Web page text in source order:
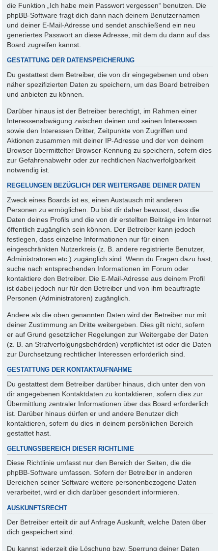
die Funktion „Ich habe mein Passwort vergessen“ benutzen. Die
phpBB-Software fragt dich dann nach deinem Benutzernamen
und deiner E-Mail-Adresse und sendet anschließend ein neu
generiertes Passwort an diese Adresse, mit dem du dann auf das
Board zugreifen kannst.
GESTATTUNG DER DATENSPEICHERUNG
Du gestattest dem Betreiber, die von dir eingegebenen und oben
näher spezifizierten Daten zu speichern, um das Board betreiben
und anbieten zu können.
Darüber hinaus ist der Betreiber berechtigt, im Rahmen einer
Interessenabwägung zwischen deinen und seinen Interessen
sowie den Interessen Dritter, Zeitpunkte von Zugriffen und
Aktionen zusammen mit deiner IP-Adresse und der von deinem
Browser übermittelter Browser-Kennung zu speichern, sofern dies
zur Gefahrenabwehr oder zur rechtlichen Nachverfolgbarkeit
notwendig ist.
REGELUNGEN BEZÜGLICH DER WEITERGABE DEINER DATEN
Zweck eines Boards ist es, einen Austausch mit anderen
Personen zu ermöglichen. Du bist dir daher bewusst, dass die
Daten deines Profils und die von dir erstellten Beiträge im Internet
öffentlich zugänglich sein können. Der Betreiber kann jedoch
festlegen, dass einzelne Informationen nur für einen
eingeschränkten Nutzerkreis (z. B. andere registrierte Benutzer,
Administratoren etc.) zugänglich sind. Wenn du Fragen dazu hast,
suche nach entsprechenden Informationen im Forum oder
kontaktiere den Betreiber. Die E-Mail-Adresse aus deinem Profil
ist dabei jedoch nur für den Betreiber und von ihm beauftragte
Personen (Administratoren) zugänglich.
Andere als die oben genannten Daten wird der Betreiber nur mit
deiner Zustimmung an Dritte weitergeben. Dies gilt nicht, sofern
er auf Grund gesetzlicher Regelungen zur Weitergabe der Daten
(z. B. an Strafverfolgungsbehörden) verpflichtet ist oder die Daten
zur Durchsetzung rechtlicher Interessen erforderlich sind.
GESTATTUNG DER KONTAKTAUFNAHME
Du gestattest dem Betreiber darüber hinaus, dich unter den von
dir angegebenen Kontaktdaten zu kontaktieren, sofern dies zur
Übermittlung zentraler Informationen über das Board erforderlich
ist. Darüber hinaus dürfen er und andere Benutzer dich
kontaktieren, sofern du dies in deinem persönlichen Bereich
gestattet hast.
GELTUNGSBEREICH DIESER RICHTLINIE
Diese Richtlinie umfasst nur den Bereich der Seiten, die die
phpBB-Software umfassen. Sofern der Betreiber in anderen
Bereichen seiner Software weitere personenbezogene Daten
verarbeitet, wird er dich darüber gesondert informieren.
AUSKUNFTSRECHT
Der Betreiber erteilt dir auf Anfrage Auskunft, welche Daten über
dich gespeichert sind.
Du kannst jederzeit die Löschung bzw. Sperrung deiner Daten